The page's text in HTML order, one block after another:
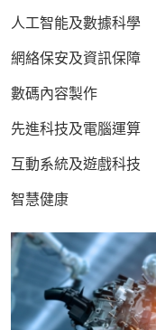
人工智能及數據科學
網絡保安及資訊保障
數碼內容製作
先進科技及電腦運算
互動系統及遊戲科技
智慧健康